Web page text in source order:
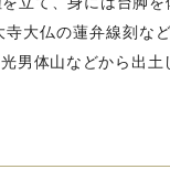
大仏の蓮弁線刻な
男体山などから出土